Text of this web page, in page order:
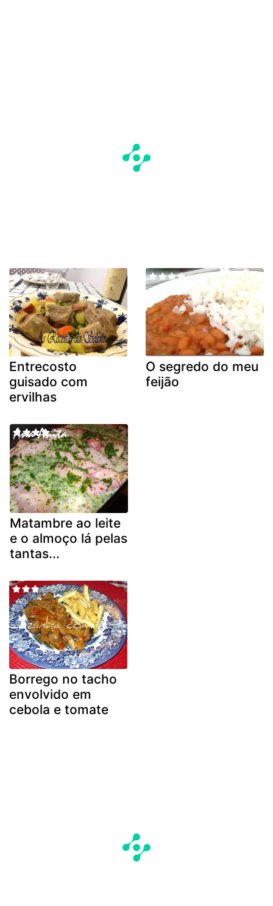
Entrecosto
guisado com
ervilhas
O segredo do meu
feijão
Matambre ao leite
e o almoço lá pelas
tantas...
Borrego no tacho
envolvido em
cebola e tomate